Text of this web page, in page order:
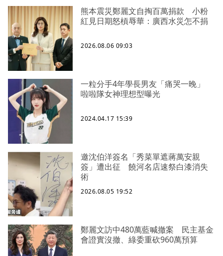
熊本震災鄭麗文自掏百萬捐款 小粉
紅見日期怒槓辱華：廣西水災怎不捐
2026.08.06 09:03
一粒分手4年學長男友「痛哭一晚」
啦啦隊女神理想型曝光
2024.04.17 15:39
邀沈伯洋簽名「秀菜單遮蔣萬安親
簽」遭出征 饒河名店速祭白漆消失
術
2026.08.05 19:52
鄭麗文訪中480萬藍喊撤案 民主基金
會證實沒撤、綠委重砍960萬預算